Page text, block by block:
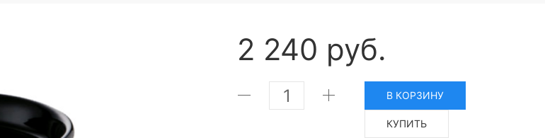
2 240 руб.
В КОРЗИНУ
КУПИТЬ